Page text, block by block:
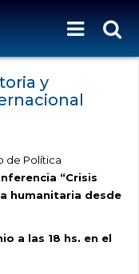
y
de Política
“Crisis
humanitaria desde
a las 18 hs. en el